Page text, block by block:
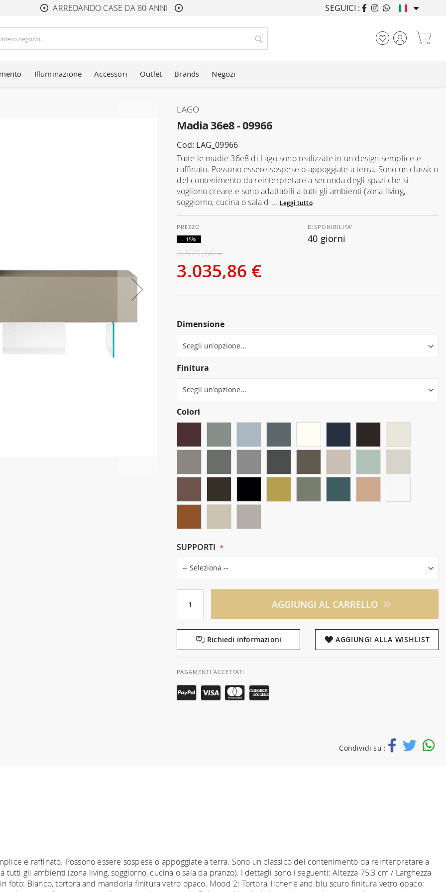
ARREDANDO CASE DA 80 ANNI ARREDANDO CASE
SEGUICI :
Cerca
Illuminazione Accessori Outlet Brands Negozi
Madia 36e8 - 09966
LAGO
Cod: LAG_09966
Tutte le madie 36e8 di Lago sono realizzate in un design semplice e
raffinato. Possono essere sospese o appoggiate a terra. Sono un classico
del contenimento da reinterpretare a seconda degli spazi che si
vogliono creare e sono adattabili a tutti gli ambienti (zona living,
soggiorno, cucina o sala d ... Leggi tutto
3.035,86 €
3.571,60 €
- 15%
DISPONIBILITA'
40 giorni
Dimensione
Finitura
Colori
SUPPORTI
AGGIUNGI AL CARRELLO
Richiedi informazioni AGGIUNGI ALLA WISHLIST
PAGAMENTI ACCETTATI
Condividi su :
e raffinato. Possono essere sospese o appoggiate a terra. Sono un classico del contenimento da reinterpretare a
gli ambienti (zona living, soggiorno, cucina o sala da pranzo). I dettagli sono i seguenti: Altezza 75,3 cm / Larghezza
foto: Bianco, tortora and mandorla finitura vetro opaco. Mood 2: Tortora, lichene and blu scuro finitura vetro opaco;